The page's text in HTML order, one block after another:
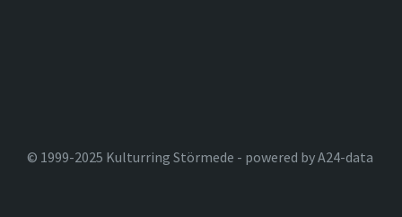
© 1999-2025 Kulturring Störmede - powered by A24-data